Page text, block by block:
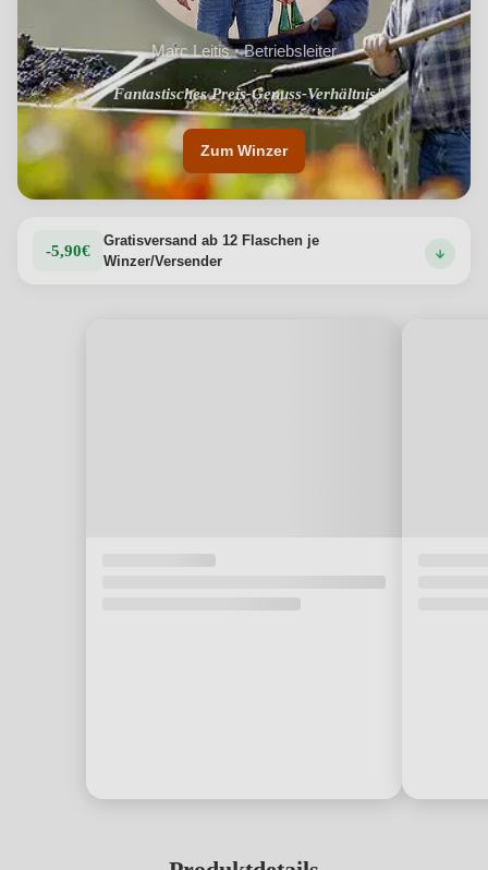
Marc Leitis · Betriebsleiter
"Fantastisches Preis-Genuss-Verhältnis"
Zum Winzer
-5,90€
Gratisversand ab 12 Flaschen je
Winzer/Versender